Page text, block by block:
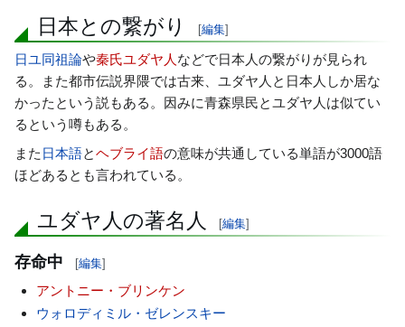
日本との繋がり [編集]
日ユ同祖論や秦氏ユダヤ人などで日本人の繋がりが見られ
る。また都市伝説界隈では古来、ユダヤ人と日本人しか居な
かったという説もある。因みに青森県民とユダヤ人は似てい
るという噂もある。
また 日本語とヘブライ語の意味が共通している単語が3000語
ほどあるとも言われている。
ユダヤ人の著名人 [編集]
存命中 [編集]
アントニー・ブリンケン
ウォロディミル・ゼレンスキー